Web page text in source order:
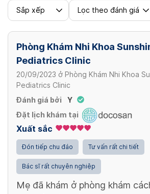
Sắp xếp Lọc theo đánh giá
Phòng Khám Nhi Khoa
Pediatrics Clinic
20/09/2023 ở Phòng Khám Nhi Khoa
Pediatrics Clinic
Đánh giá bởi
Y
Đặt lịch khám tại
Xuất sắc
Đón tiếp chu đáo Tư vấn rất chi tiết
Bác sĩ rất chuyên nghiệp
Mẹ đã khám ở phòng khám